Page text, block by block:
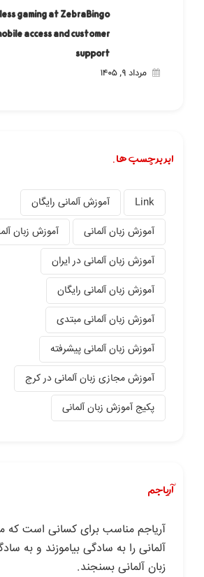
gaming at ZebraBingo
access and customer
support
مرداد ۹, ۱۴۰۵
ابر برچسب ها.
Link
آموزش آلمانی رایگان
آموزش زبان آلمانی
آموزش زبان
آموزش زبان آلمانی در ایران
آموزش زبان آلمانی رایگان
آموزش زبان آلمانی مبتدی
آموزش زبان آلمانی پیشرفته
آموزش مجازی زبان آلمانی در کرج
پکیج آموزش زبان آلمانی
آریاجم
آریاجم مناسب برای کسانی است که
آلمانی را به سادگی بیاموزند و به
زبان آلمانی بسنجند.